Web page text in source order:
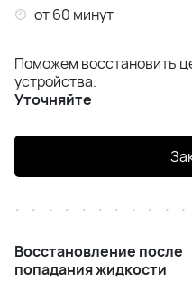
от 60 минут
Поможем восстановить
устройства.
Уточняйте
Восстановление после
попадания жидкости